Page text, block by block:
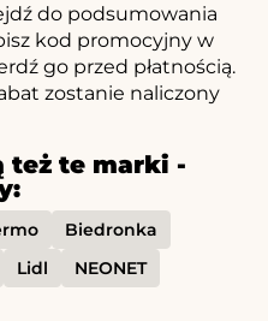
do podsumowania
kod promocyjny w
go przed płatnością.
zostanie naliczony
też te marki -
Biedronka
Lidl
NEONET